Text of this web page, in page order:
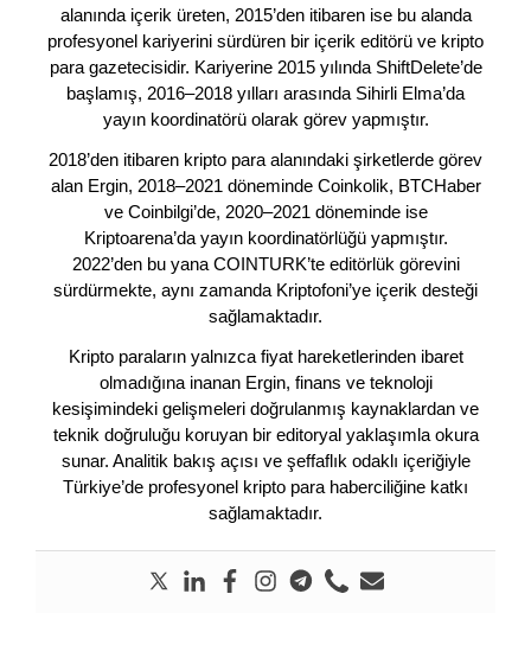
alanında içerik üreten, 2015’den itibaren ise bu alanda
profesyonel kariyerini sürdüren bir içerik editörü ve kripto
para gazetecisidir. Kariyerine 2015 yılında ShiftDelete’de
başlamış, 2016–2018 yılları arasında Sihirli Elma’da
yayın koordinatörü olarak görev yapmıştır.
2018’den itibaren kripto para alanındaki şirketlerde görev
alan Ergin, 2018–2021 döneminde Coinkolik, BTCHaber
ve Coinbilgi’de, 2020–2021 döneminde ise
Kriptoarena’da yayın koordinatörlüğü yapmıştır.
2022’den bu yana COINTURK’te editörlük görevini
sürdürmekte, aynı zamanda Kriptofoni’ye içerik desteği
sağlamaktadır.
Kripto paraların yalnızca fiyat hareketlerinden ibaret
olmadığına inanan Ergin, finans ve teknoloji
kesişimindeki gelişmeleri doğrulanmış kaynaklardan ve
teknik doğruluğu koruyan bir editoryal yaklaşımla okura
sunar. Analitik bakış açısı ve şeffaflık odaklı içeriğiyle
Türkiye’de profesyonel kripto para haberciliğine katkı
sağlamaktadır.